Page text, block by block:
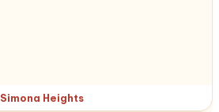
Simona Heights